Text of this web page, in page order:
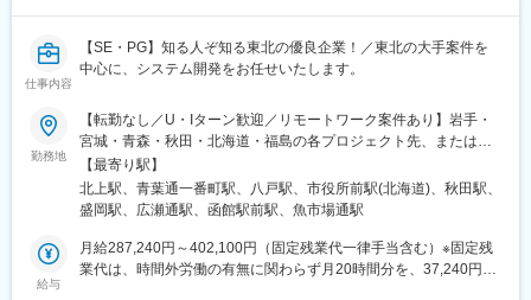
仕事内容
【SE・PG】知る人ぞ知る東北の優良企業！／東北の大手案件を
中心に、システム開発をお任せいたします。
勤務地
【転勤なし／U・Iターン歓迎／リモートワーク案件あり】岩手・
宮城・青森・秋田・北海道・福島の各プロジェクト先、または各
拠点への配属となります。※希望勤務地・現在のお住まいを考慮の
うえ決定します。※ハイブリッド（出社＋リモート）の案件も多数
あります。【本社】岩手県北上市本通り1-5-11 glee 2F【仙台開発
7F【八戸開発センター】青森県八戸市北白山台5丁目2-5 東奥日報
社八戸ビル2F【秋田開発センター】秋田県秋田市中通2丁目1-
【最寄り駅】
北上駅、青葉通一番町駅、八戸駅、市役所前駅(北海道)、秋田駅、
盛岡駅、広瀬通駅、函館駅前駅、魚市場通駅
給与
月給287,240円～402,100円（固定残業代一律手当含む）※固定残
業代は、時間外労働の有無に関わらず月20時間分を、37,240円～